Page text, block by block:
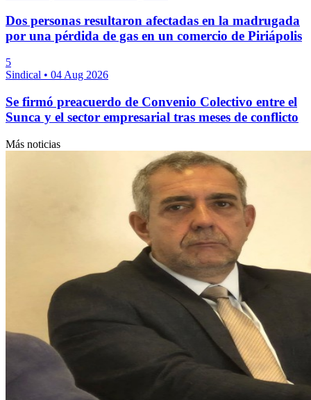
Dos personas resultaron afectadas en la madrugada
por una pérdida de gas en un comercio de Piriápolis
5
Sindical • 04 Aug 2026
Se firmó preacuerdo de Convenio Colectivo entre el
Sunca y el sector empresarial tras meses de conflicto
Más noticias